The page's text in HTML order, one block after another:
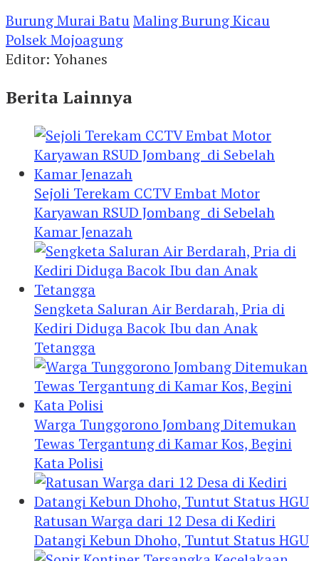
Burung Murai BatuMaling Burung Kicau
Polsek Mojoagung
Editor: Yohanes
Berita Lainnya
Sejoli Terekam CCTV Embat Motor
Karyawan RSUD Jombang di Sebelah
Kamar Jenazah
Sengketa Saluran Air Berdarah, Pria di
Kediri Diduga Bacok Ibu dan Anak
Tetangga
Warga Tunggorono Jombang Ditemukan
Tewas Tergantung di Kamar Kos, Begini
Kata Polisi
Ratusan Warga dari 12 Desa di Kediri
Datangi Kebun Dhoho, Tuntut Status HGU